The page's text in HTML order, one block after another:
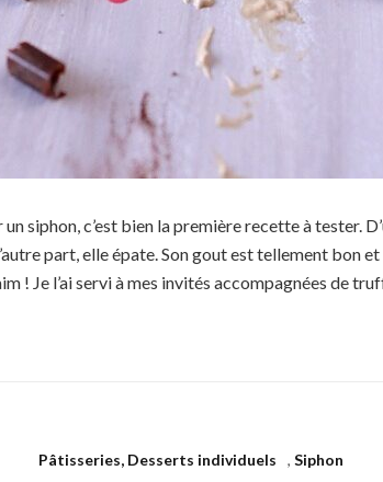
un siphon, c’est bien la première recette à tester.
part, elle épate. Son gout est tellement bon
! Je l’ai servi à mes invités accompagnées de
Pâtisseries, Desserts individuels , Siphon